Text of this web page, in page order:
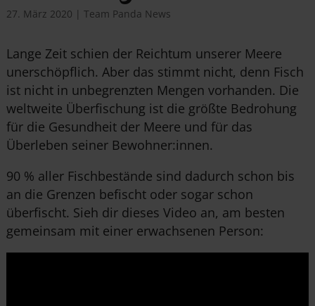
27. März 2020 | Team Panda News
Lange Zeit schien der Reichtum unserer Meere
unerschöpflich. Aber das stimmt nicht, denn Fisch
ist nicht in unbegrenzten Mengen vorhanden. Die
weltweite Überfischung ist die größte Bedrohung
für die Gesundheit der Meere und für das
Überleben seiner Bewohner:innen.
90 % aller Fischbestände sind dadurch schon bis
an die Grenzen befischt oder sogar schon
überfischt. Sieh dir dieses Video an, am besten
gemeinsam mit einer erwachsenen Person: